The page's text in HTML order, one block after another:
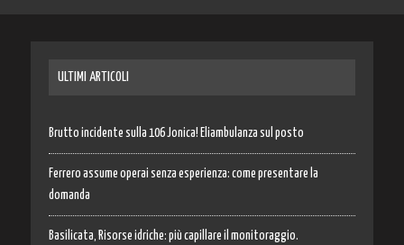
ULTIMI ARTICOLI
Brutto incidente sulla 106 Jonica! Eliambulanza sul posto
Ferrero assume operai senza esperienza: come presentare la
domanda
Basilicata, Risorse idriche: più capillare il monitoraggio.